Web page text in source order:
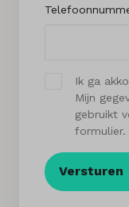
Ik ga
Mijn
gebruikt
formulier.
Versturen